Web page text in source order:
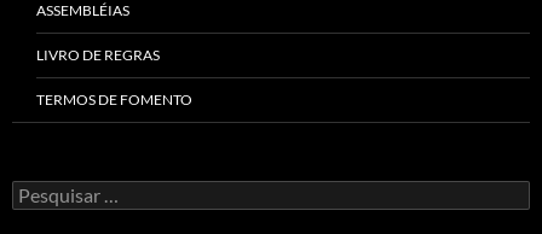
ASSEMBLÉIAS
LIVRO DE REGRAS
TERMOS DE FOMENTO
Pesquisar
por: